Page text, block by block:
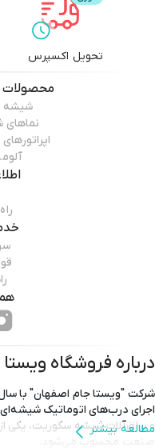
تحویل اکسپرس
شیشه
نماهای
درباره فروشگاه
شرکت "ویستا جام اصفهان" با
اجرای درب‌های اتوماتیک
و یراق‌آلات شیشه سکوریت،
صنعت محسوب می‌شود.
مطالعه بیشتر